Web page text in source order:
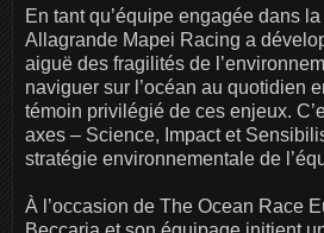
En tant qu’équipe engagée dans
Allagrande Mapei Racing a
aiguë des fragilités de
naviguer sur l’océan au quotidien
témoin privilégié de ces enjeux.
axes – Science, Impact et
stratégie environnementale de
À l’occasion de The Ocean Race